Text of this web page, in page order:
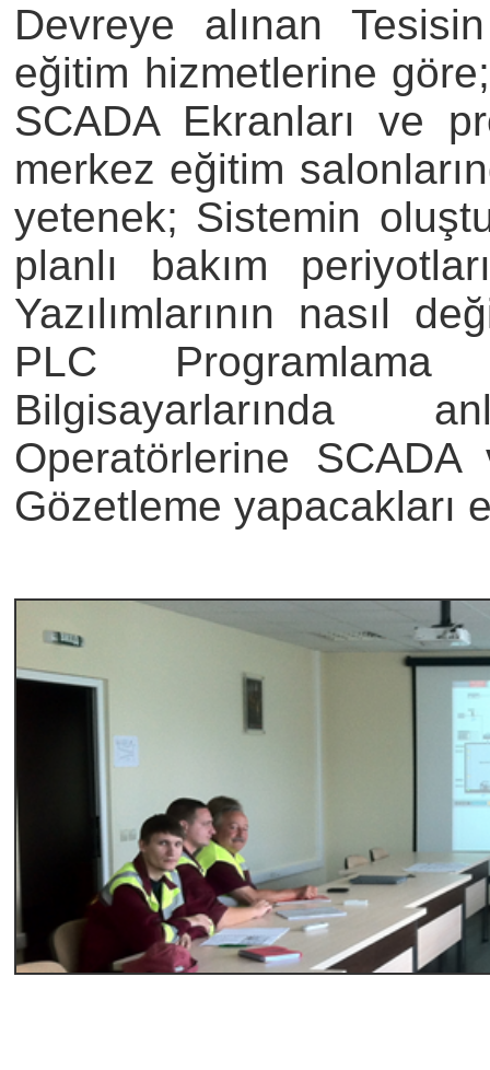
Devreye alınan
eğitim hizmetlerine
SCADA Ekranları ve
merkez eğitim
yetenek; Sistemin
planlı bakım
Yazılımlarının nasıl
PLC
Bilgisayarlarında
Operatörlerine
Gözetleme yapacakları